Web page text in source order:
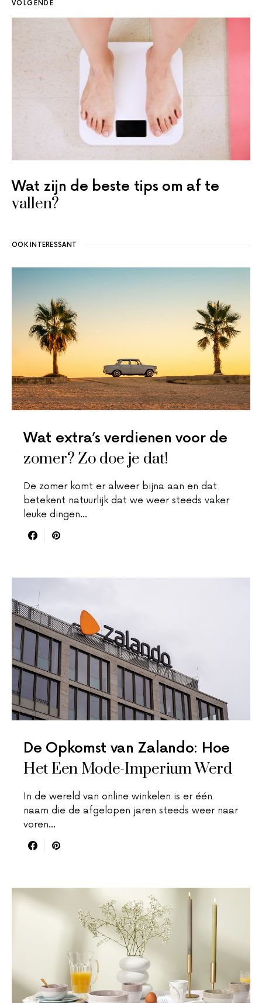
VOLGENDE
Wat zijn de beste tips om af te
vallen?
OOK INTERESSANT
Wat extra’s verdienen voor de
zomer? Zo doe je dat!
De zomer komt er alweer bijna aan en dat
betekent natuurlijk dat we weer steeds vaker
leuke dingen…
De Opkomst van Zalando: Hoe
Het Een Mode-Imperium Werd
In de wereld van online winkelen is er één
naam die de afgelopen jaren steeds weer naar
voren…